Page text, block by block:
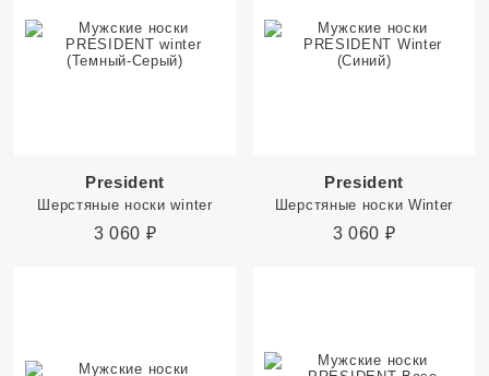
President
Шерстяные носки winter
3 060 ₽
President
Шерстяные носки Winter
3 060 ₽